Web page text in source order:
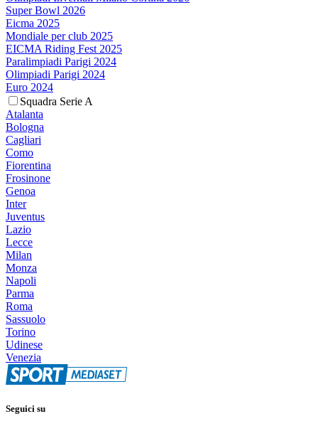
Super Bowl 2026
Eicma 2025
Mondiale per club 2025
EICMA Riding Fest 2025
Paralimpiadi Parigi 2024
Olimpiadi Parigi 2024
Euro 2024
Squadra Serie A
Atalanta
Bologna
Cagliari
Como
Fiorentina
Frosinone
Genoa
Inter
Juventus
Lazio
Lecce
Milan
Monza
Napoli
Parma
Roma
Sassuolo
Torino
Udinese
Venezia
Seguici su